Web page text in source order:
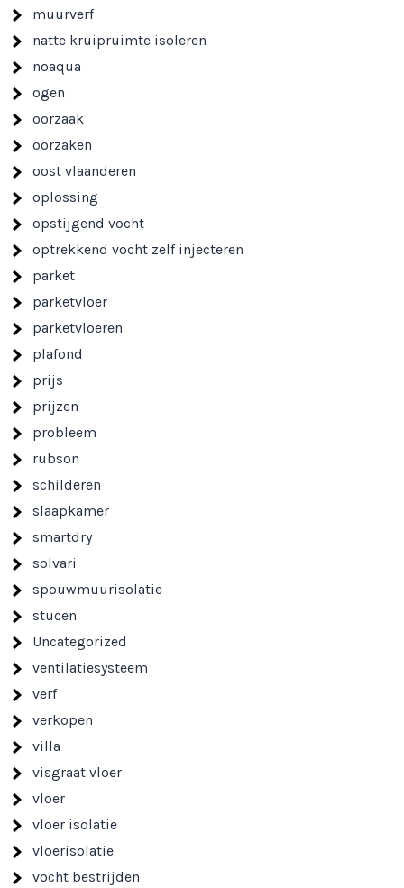
muurverf
natte kruipruimte isoleren
noaqua
ogen
oorzaak
oorzaken
oost vlaanderen
oplossing
opstijgend vocht
optrekkend vocht zelf injecteren
parket
parketvloer
parketvloeren
plafond
prijs
prijzen
probleem
rubson
schilderen
slaapkamer
smartdry
solvari
spouwmuurisolatie
stucen
Uncategorized
ventilatiesysteem
verf
verkopen
villa
visgraat vloer
vloer
vloer isolatie
vloerisolatie
vocht bestrijden